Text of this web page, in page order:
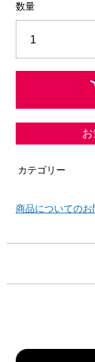
数量
カテゴリー
商品についてのお